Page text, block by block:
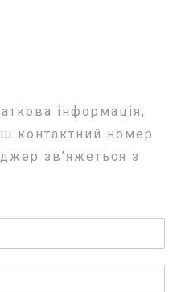
інформація,
контактний номер
зв’яжеться з